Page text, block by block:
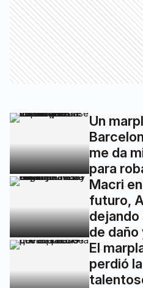
Un
me da
para
Macri
futuro,
dejando
de
El
perdió